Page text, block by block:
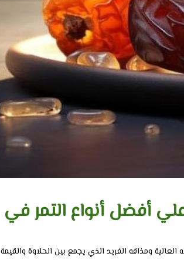
أفضل أنواع التمر في
ومذاقه الفريد الذي يجمع بين الحلاوة والقيمة